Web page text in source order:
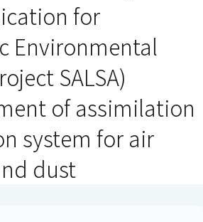
for
Environmental
SALSA)
of assimilation
system for air
dust